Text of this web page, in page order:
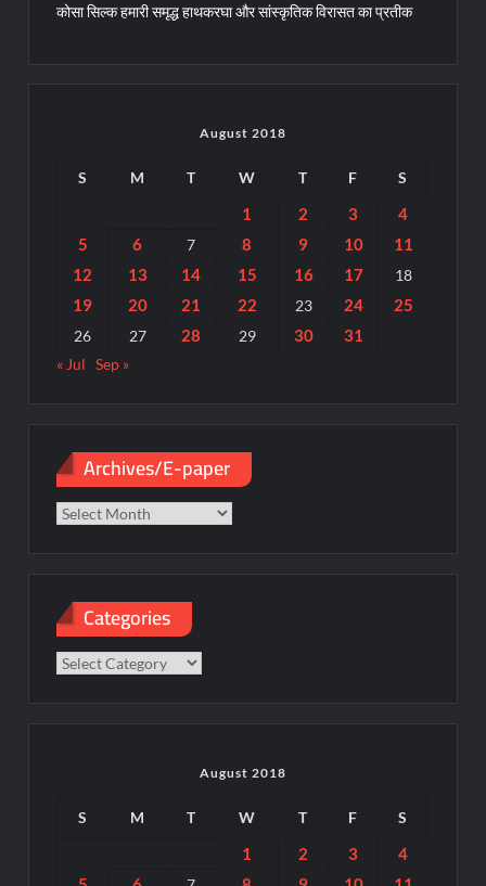
कोसा सिल्क हमारी समृद्ध हाथकरघा और सांस्कृतिक विरासत का प्रतीक
August 2018
S M T W T F S
1 2 3
4
5
6 7 8 9 10
11
12
13 14 15 16 17 18
19 20 21 22 23 24 25
26 27 28 29 30 31
« Jul Sep »
Archives/E-paper
Categories
Categories
August 2018
S M T W T F S
1 2 3
4